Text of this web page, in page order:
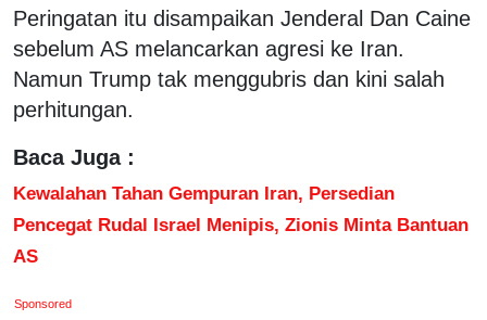
Peringatan itu disampaikan Jenderal Dan Caine
sebelum AS melancarkan agresi ke Iran.
Namun Trump tak menggubris dan kini salah
perhitungan.
Baca Juga :
Kewalahan Tahan Gempuran Iran, Persedian
Pencegat Rudal Israel Menipis, Zionis Minta Bantuan
AS
Sponsored